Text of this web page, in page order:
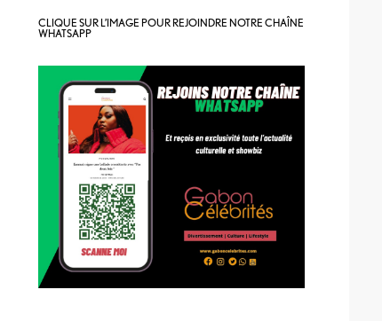
CLIQUE SUR L’IMAGE POUR REJOINDRE NOTRE CHAÎNE
WHATSAPP